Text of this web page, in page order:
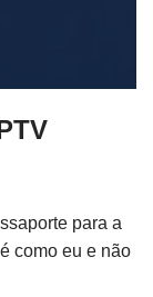
para a
como eu e não